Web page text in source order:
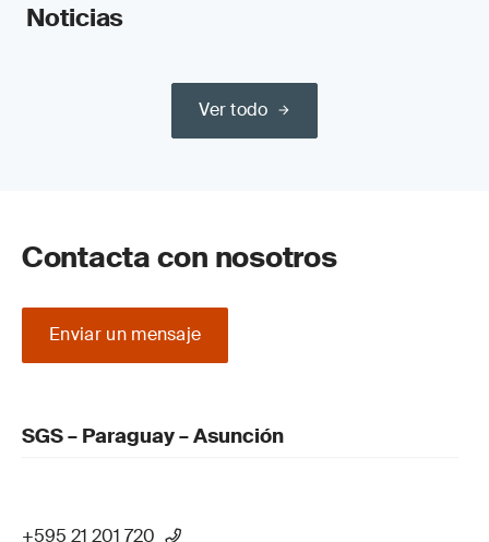
Noticias
Ver todo
Contacta con nosotros
Enviar un mensaje
SGS – Paraguay – Asunción
+595 21 201 720